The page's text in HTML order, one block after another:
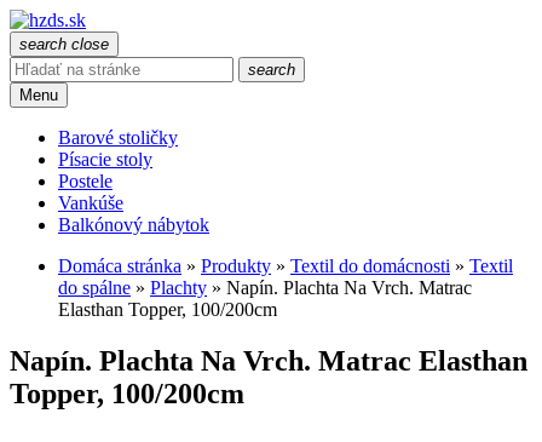
search close
search
Menu
Barové stoličky
Písacie stoly
Postele
Vankúše
Balkónový nábytok
Domáca stránka » Produkty » Textil do domácnosti » Textil
do spálne » Plachty » Napín. Plachta Na Vrch. Matrac
Elasthan Topper, 100/200cm
Napín. Plachta Na Vrch. Matrac Elasthan
Topper, 100/200cm